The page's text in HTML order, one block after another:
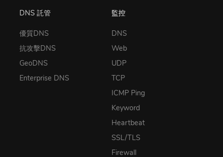
DNS 託管
優質DNS
抗攻擊DNS
GeoDNS
Enterprise DNS
監控
DNS
Web
UDP
TCP
ICMP Ping
Keyword
Heartbeat
SSL/TLS
Firewall